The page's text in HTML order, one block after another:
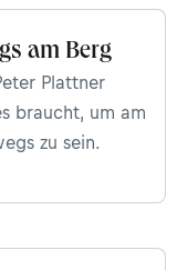
am Berg
Plattner
braucht, um am
zu sein.